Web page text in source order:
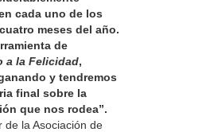
cada uno de los
meses del año.
de
a la Felicidad,
y tendremos
final sobre la
que nos rodea”.
la Asociación de